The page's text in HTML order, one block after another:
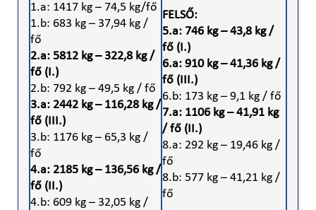
1.a: 1417 kg – 74,5 kg/fő
1.b: 683 kg – 37,94 kg /
fő
2.a: 5812 kg – 322,8 kg /
fő (I.)
2.b: 792 kg – 49,5 kg / fő
3.a: 2442 kg – 116,28 kg /
fő (III.)
3.b: 1176 kg – 65,3 kg /
fő
4.a: 2185 kg – 136,56 kg /
fő (II.)
4.b: 609 kg – 32,05 kg /
FELSŐ:
5.a: 746 kg – 43,8 kg /
fő (I.)
6.a: 910 kg – 41,36 kg /
fő (III.)
6.b: 173 kg – 9,1 kg / fő
7.a: 1106 kg – 41,91 kg
/ fő (II.)
8.a: 292 kg – 19,46 kg /
fő
8.b: 577 kg – 41,21 kg /
fő